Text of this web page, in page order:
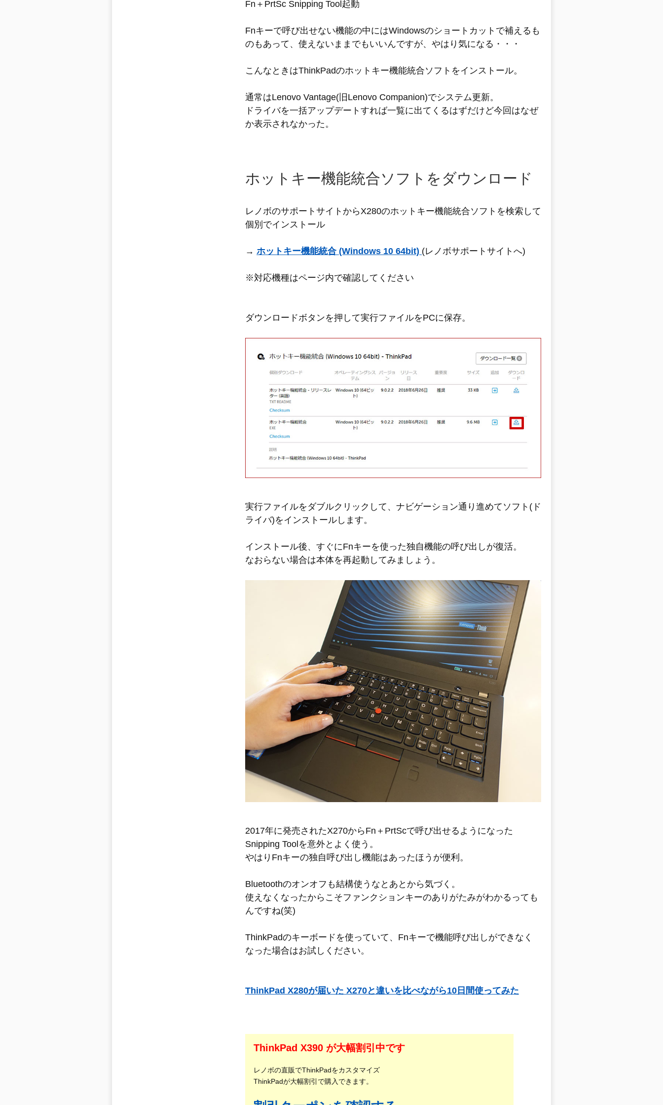
Fn＋PrtSc Snipping Tool起動
Fnキーで呼び出せない機能の中にはWindowsのショートカットで補えるも
のもあって、使えないままでもいいんですが、やはり気になる・・・
こんなときはThinkPadのホットキー機能統合ソフトをインストール。
通常はLenovo Vantage(旧Lenovo Companion)でシステム更新。
ドライバを一括アップデートすれば一覧に出てくるはずだけど今回はなぜ
か表示されなかった。
ホットキー機能統合ソフトをダウンロード
レノボのサポートサイトからX280のホットキー機能統合ソフトを検索して
個別でインストール
→ ホットキー機能統合 (Windows 10 64bit) (レノボサポートサイトへ)
※対応機種はページ内で確認してください
ダウンロードボタンを押して実行ファイルをPCに保存。
実行ファイルをダブルクリックして、ナビゲーション通り進めてソフト(ド
ライバ)をインストールします。
インストール後、すぐにFnキーを使った独自機能の呼び出しが復活。
なおらない場合は本体を再起動してみましょう。
2017年に発売されたX270からFn＋PrtScで呼び出せるようになった
Snipping Toolを意外とよく使う。
やはりFnキーの独自呼び出し機能はあったほうが便利。
Bluetoothのオンオフも結構使うなとあとから気づく。
使えなくなったからこそファンクションキーのありがたみがわかるっても
んですね(笑)
ThinkPadのキーボードを使っていて、Fnキーで機能呼び出しができなく
なった場合はお試しください。
ThinkPad X280が届いた X270と違いを比べながら10日間使ってみた
ThinkPad X390 が大幅割引中です
レノボの直販でThinkPadをカスタマイズ
ThinkPadが大幅割引で購入できます。